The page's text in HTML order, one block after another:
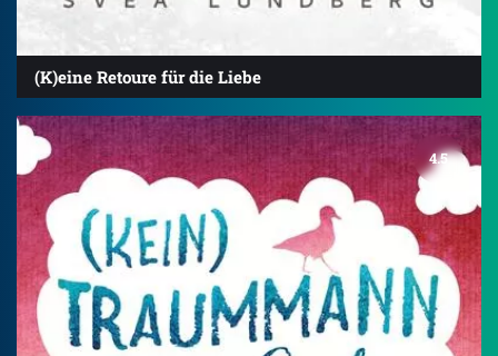
(K)eine Retoure für die Liebe
4.5